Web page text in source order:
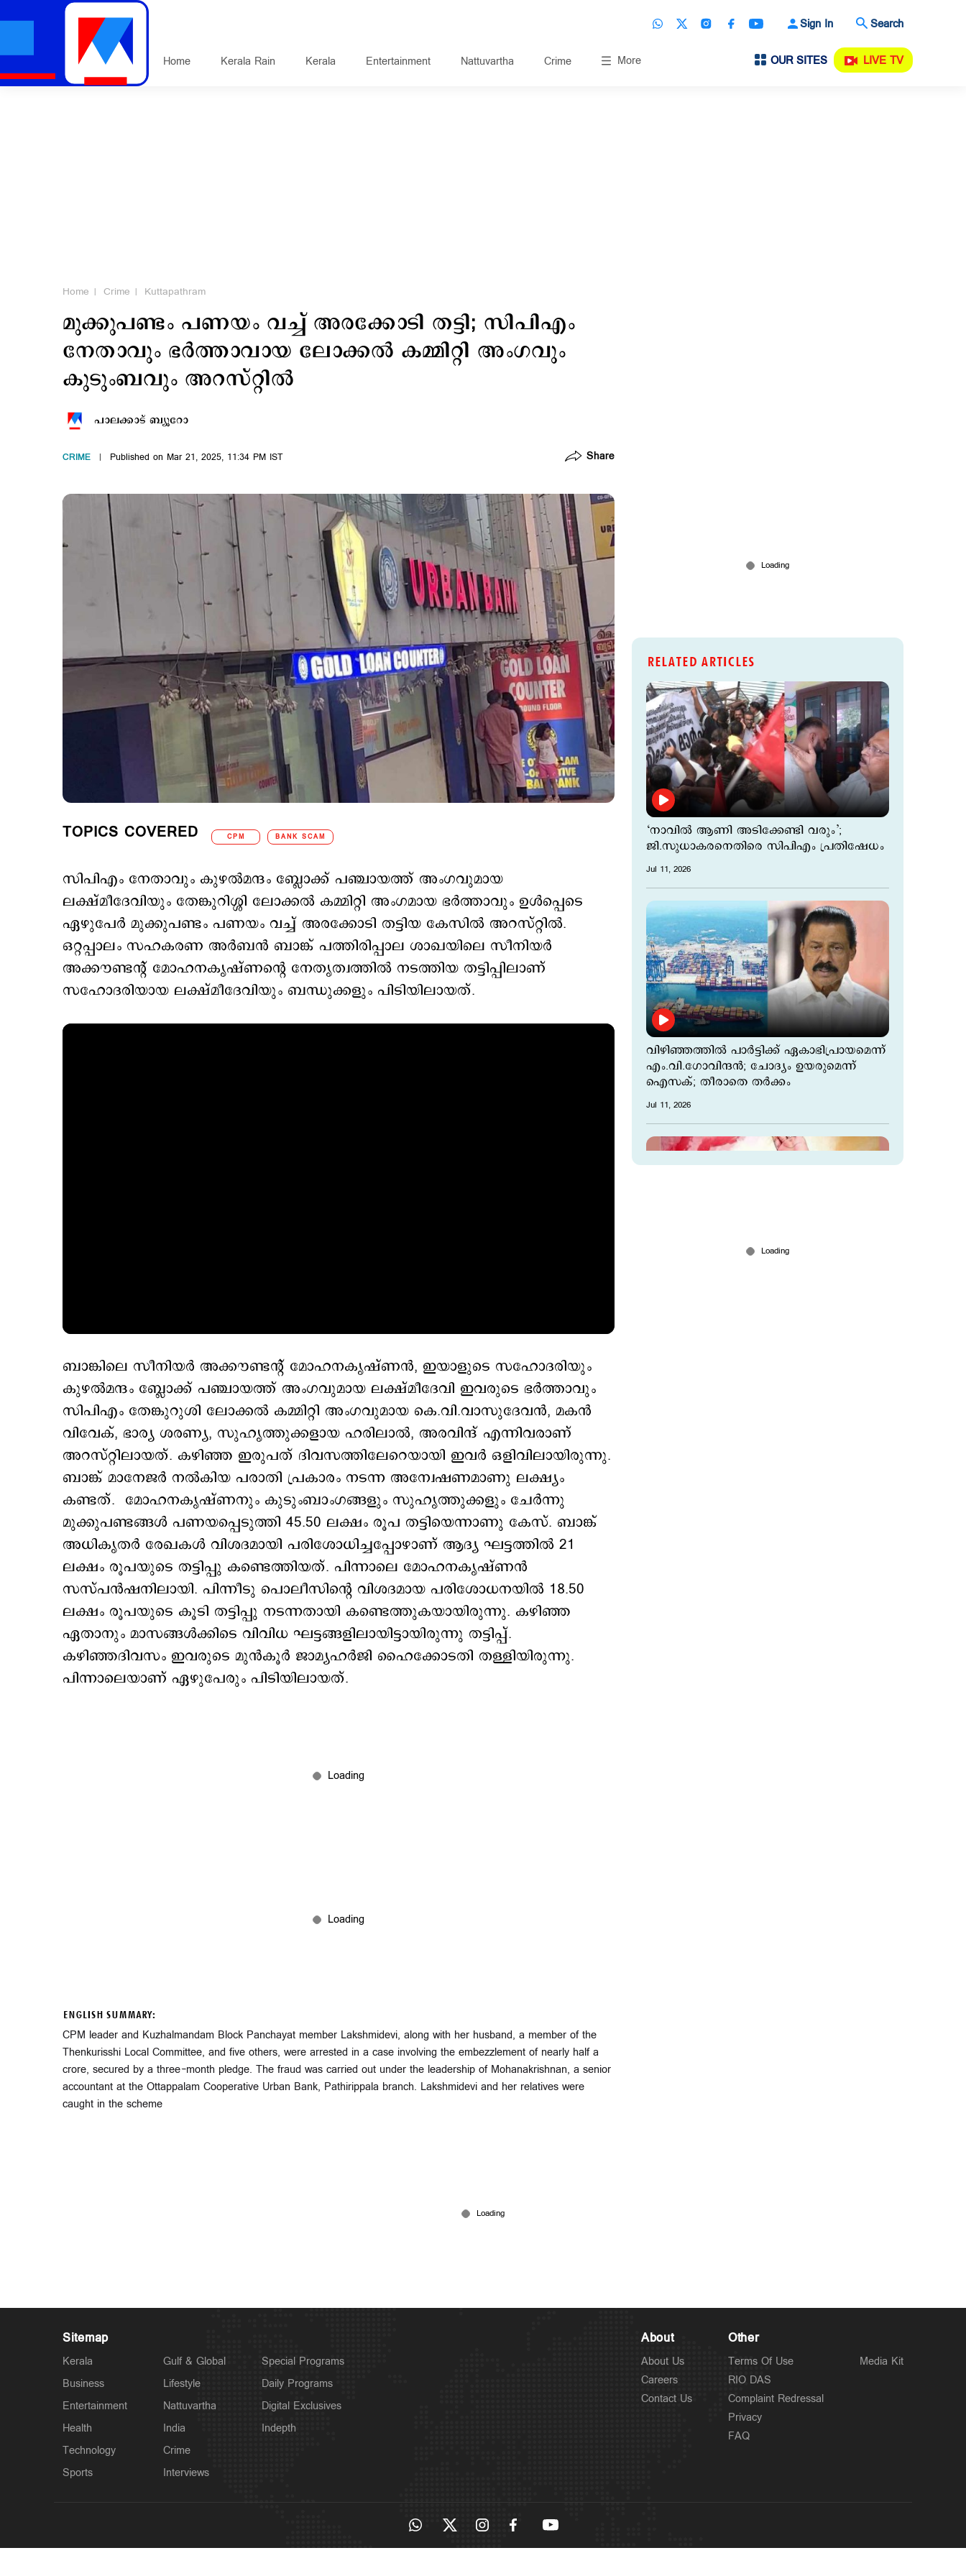
Sign In Search
Home Kerala Rain Kerala Entertainment Nattuvartha Crime More OUR SITES LIVE TV
Home Crime Kuttapathram
മുക്കുപണ്ടം പണയം വച്ച് അരക്കോടി തട്ടി; സിപിഎം
നേതാവും ഭര്‍ത്താവായ ലോക്കല്‍ കമ്മിറ്റി അംഗവും
കുടുംബവും അറസ്റ്റില്‍
പാലക്കാട് ബ്യൂറോ
CRIME Published on Mar 21, 2025, 11:34 PM IST Share
TOPICS COVERED CPM BANK SCAM
സിപിഎം നേതാവും കുഴല്‍മന്ദം ബ്ലോക്ക് പഞ്ചായത്ത് അംഗവുമായ
ലക്ഷ്മീദേവിയും തേങ്കുറിശ്ശി ലോക്കല്‍ കമ്മിറ്റി അംഗമായ ഭര്‍ത്താവും ഉള്‍പ്പെടെ
ഏഴുപേര്‍ മുക്കുപണ്ടം പണയം വച്ച് അരക്കോടി തട്ടിയ കേസില്‍ അറസ്റ്റില്‍.
ഒറ്റപ്പാലം സഹകരണ അർബൻ ബാങ്ക് പത്തിരിപ്പാല ശാഖയിലെ സീനിയർ
അക്കൗണ്ടന്‍റ് മോഹനകൃഷ്ണന്‍റെ നേതൃത്വത്തില്‍ നടത്തിയ തട്ടിപ്പിലാണ്
സഹോദരിയായ ലക്ഷ്മീദേവിയും ബന്ധുക്കളും പിടിയിലായത്.
ബാങ്കിലെ സീനിയർ അക്കൗണ്ടന്‍റ് മോഹനകൃഷ്ണൻ, ഇയാളുടെ സഹോദരിയും
കുഴൽമന്ദം ബ്ലോക്ക് പഞ്ചായത്ത് അംഗവുമായ ലക്ഷ്മീദേവി ഇവരുടെ ഭർത്താവും
സിപിഎം തേങ്കുറുശി ലോക്കൽ കമ്മിറ്റി അംഗവുമായ കെ.വി.വാസുദേവൻ, മകൻ
വിവേക്, ഭാര്യ ശരണ്യ, സുഹൃത്തുക്കളായ ഹരിലാൽ, അരവിന്ദ് എന്നിവരാണ്
അറസ്റ്റിലായത്. കഴിഞ്ഞ ഇരുപത് ദിവസത്തിലേറെയായി ഇവർ ഒളിവിലായിരുന്നു.
ബാങ്ക് മാനേജർ നൽകിയ പരാതി പ്രകാരം നടന്ന അന്വേഷണമാണു ലക്ഷ്യം
കണ്ടത്. മോഹനകൃഷ്ണനും കുടുംബാംഗങ്ങളും സുഹൃത്തുക്കളും ചേർന്നു
മുക്കുപണ്ടങ്ങൾ പണയപ്പെടുത്തി 45.50 ലക്ഷം രൂപ തട്ടിയെന്നാണു കേസ്. ബാങ്ക്
അധികൃതർ രേഖകൾ വിശദമായി പരിശോധിച്ചപ്പോഴാണ് ആദ്യ ഘട്ടത്തിൽ 21
ലക്ഷം രൂപയുടെ തട്ടിപ്പു കണ്ടെത്തിയത്. പിന്നാലെ മോഹനകൃഷ്ണൻ
സസ്പൻഷനിലായി. പിന്നീടു പൊലീസിന്‍റെ വിശദമായ പരിശോധനയിൽ 18.50
ലക്ഷം രൂപയുടെ കൂടി തട്ടിപ്പു നടന്നതായി കണ്ടെത്തുകയായിരുന്നു. കഴിഞ്ഞ
ഏതാനും മാസങ്ങൾക്കിടെ വിവിധ ഘട്ടങ്ങളിലായിട്ടായിരുന്നു തട്ടിപ്പ്.
കഴിഞ്ഞദിവസം ഇവരുടെ മുന്‍കൂര്‍ ജാമ്യഹര്‍ജി ഹൈക്കോടതി തള്ളിയിരുന്നു.
പിന്നാലെയാണ് ഏഴുപേരും പിടിയിലായത്.
ENGLISH SUMMARY:
CPM leader and Kuzhalmandam Block Panchayat member Lakshmidevi, along with her husband, a member of the
Thenkurisshi Local Committee, and five others, were arrested in a case involving the embezzlement of nearly half a
crore, secured by a three-month pledge. The fraud was carried out under the leadership of Mohanakrishnan, a senior
accountant at the Ottappalam Cooperative Urban Bank, Pathirippala branch. Lakshmidevi and her relatives were
caught in the scheme
RELATED ARTICLES
‘നാവില്‍ ആണി അടിക്കേണ്ടി വരും’;
ജി.സുധാകരനെതിരെ സിപിഎം പ്രതിഷേധം
Jul 11, 2026
വിഴിഞ്ഞത്തില്‍ പാര്‍ട്ടിക്ക് ഏകാഭിപ്രായമെന്ന്
എം.വി.ഗോവിന്ദന്‍; ചോദ്യം ഉയരുമെന്ന്
ഐസക്; തീരാതെ തര്‍ക്കം
Jul 11, 2026
Sitemap
Kerala
Business
Entertainment
Health
Technology
Sports
Gulf & Global
Lifestyle
Nattuvartha
India
Crime
Interviews
Special Programs
Daily Programs
Digital Exclusives
Indepth
About
About Us
Careers
Contact Us
Other
Terms Of Use
RIO DAS
Complaint Redressal
Privacy
FAQ
Media Kit